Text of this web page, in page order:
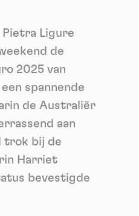
Pietra Ligure
de
2025 van
spannende
de Australiër
aan
trok bij de
Harriet
bevestigde